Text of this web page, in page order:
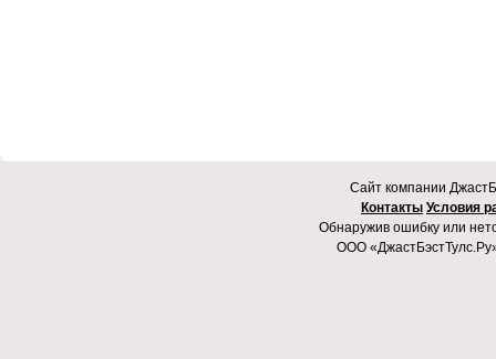
Cайт компании
Контакты Условия
Обнаружив ошибку или
ООО